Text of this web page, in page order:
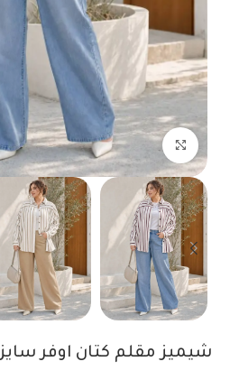
اضغط للتكبير
شيميز مقلم كتان اوفر سايز